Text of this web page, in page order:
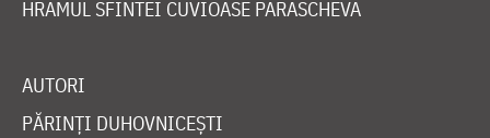
HRAMUL SFINTEI CUVIOASE PARASCHEVA
AUTORI
PĂRINȚI DUHOVNICEȘTI